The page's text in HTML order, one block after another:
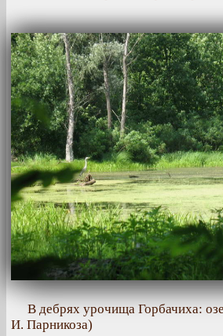
В дебрях урочища Горбачиха:
И. Парникоза)